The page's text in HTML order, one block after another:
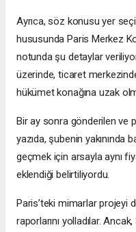
Ayrıca, söz konusu yer
hususunda Paris Merkez
notunda şu detaylar
üzerinde, ticaret
hükümet konağına uzak
Bir ay sonra gönderilen ve
yazıda, şubenin yakınında
geçmek için arsayla aynı
eklendiği belirtiliyordu.
Paris’teki mimarlar projeyi
raporlarını yolladılar.